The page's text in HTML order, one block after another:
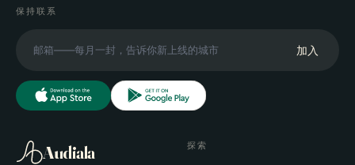
保持联系
加入
Audiala 探索